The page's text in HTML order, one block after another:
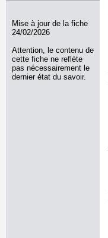
Mise à jour de la fiche
24/02/2026
Attention, le contenu de
cette fiche ne reflète
pas nécessairement le
dernier état du savoir.